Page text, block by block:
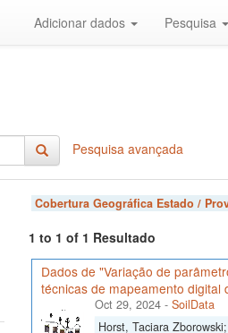
Adicionar dados Pesquisa
Pesquisa avançada
Cobertura Geográfica Estado /
1 to 1 of 1 Resultado
Dados de "Variação de
técnicas de mapeamento digital
Oct 29, 2024- SoilData
Horst, Taciara